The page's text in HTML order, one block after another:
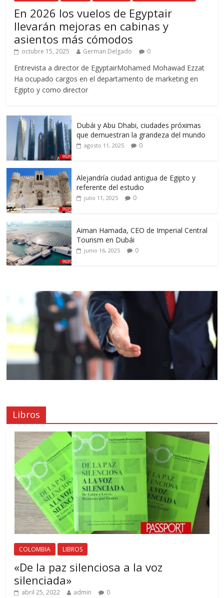
En 2026 los vuelos de Egyptair
llevarán mejoras en cabinas y
asientos más cómodos
octubre 15, 2025 German Delgado 0
Entrevista a director de EgyptairMohamed Mohawad Ezzat
Ha ocupado cargos en el departamento de marketing en
Egipto y como director
Dubái y Abu Dhabi, ciudades próximas
que demuestran la grandeza del mundo
agosto 11, 2025 0
Alejandría ciudad antigua de Egipto y
referente del estudio
julio 11, 2025 0
Aiman Hamada, CEO de Imperial Central
Tourism en Dubái
junio 16, 2025 0
Libros
COLOMBIA LIBROS
«De la paz silenciosa a la voz
silenciada»
abril 25, 2022 admin 0